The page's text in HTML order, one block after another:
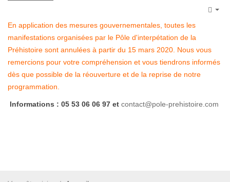
En application des mesures gouvernementales, toutes les
manifestations organisées par le Pôle d'interpétation de la
Préhistoire sont annulées à partir du 15 mars 2020. Nous vous
remercions pour votre compréhension et vous tiendrons informés
dès que possible de la réouverture et de la reprise de notre
programmation.
Informations : 05 53 06 06 97 et contact@pole-prehistoire.com